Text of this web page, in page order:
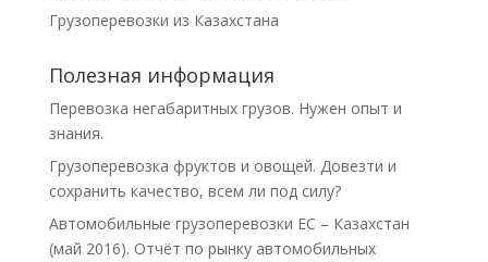
Грузоперевозки из Казахстана
Полезная информация
Перевозка негабаритных грузов. Нужен опыт и
знания.
Грузоперевозка фруктов и овощей. Довезти и
сохранить качество, всем ли под силу?
Автомобильные грузоперевозки ЕС – Казахстан
(май 2016). Отчёт по рынку автомобильных